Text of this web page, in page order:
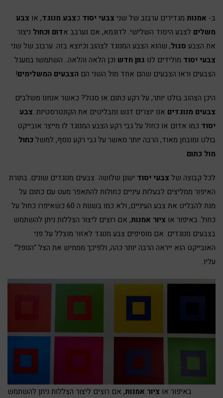
ב- אמנות מגדירים ערבוב של שניצבעי יסוד כצבע מנוגד, או צבע
משלים לצבע היסוד השלישי. לדוגמא, אם נערבב אדום וכחול ניצור
את הצבע סגול, שהוא הצבע המנוגד לצהוב וכיוצא בזה. ערבוב של שני
צבעי יסוד מולידים לנו גוון חדש וכן הלאה והלאה.. השתמשו במעגל
הצבעים וראו הצבעים שהם אחד מול השני הם הצבעים המשלימים!
היכן הצהוב בולט יותר, על רקע כתום או סגול? כאשר אנחנו משלבים
צבעים מנוגדים אנו יוצרים דגש ומבליטים את הקונטרסטיות. צבע
יסוד כמו אדום או כחול על גבי רקע הצבע המנוגד לו מייצר אובייקט
בולט ומובחן מאוד, הרבה יותר מאשר על גבי רקע נוסף, למשל כחול
מול כתום.
לכל קבוצה של צבעי יסוד ישנן שלושה צבעים מנוגדים שונים. בתורת
האיפור ממליצים לבעלות עיניים כחולות להתאפר מעט עם כתום על
מנת להבליט את צבע העיניים, ולא כמו בשנות ה 60 כשאיפרו כחול על
כחול. באיפור או ציור אמנות, אם רוצים ליצור הצללות ניתן להשתמש
בצבעים מנוגדים. אם מוסיפים צבע מנוגד לאזור מוצלל על פני
האובייקט הוא ייראה הרבה יותר כהה, ולפיכך ממחיש את הצל “הנופל”
עליו.
באיפור או ציור אמנות, אם רוצים ליצור הצללות ניתן להשתמש